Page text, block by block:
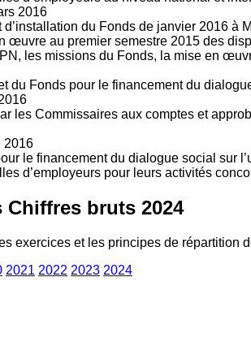
2016
du Fonds de janvier 2016 à
œuvre au premier semestre 2015 des
les missions du Fonds, la mise en
du Fonds pour le financement du
les Commissaires aux comptes et
2016
le financement du dialogue social sur
d’employeurs pour leurs activités
Chiffres bruts 2024
exercices et les principes de répartition
2021 2022 2023 2024